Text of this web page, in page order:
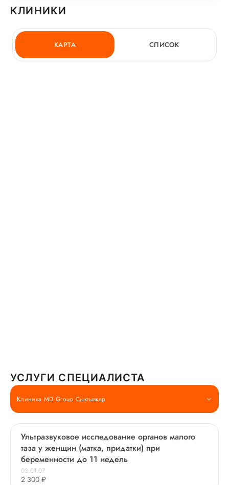
КЛИНИКИ
КАРТА СПИСОК
УСЛУГИ СПЕЦИАЛИСТА
Клиника MD Group Сыктывкар
Ультразвуковое исследование органов малого
таза у женщин (матка, придатки) при
беременности до 11 недель
03.01.07
2 300 ₽